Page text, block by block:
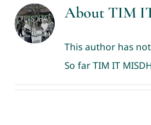
About TIM
This author has
So far TIM IT